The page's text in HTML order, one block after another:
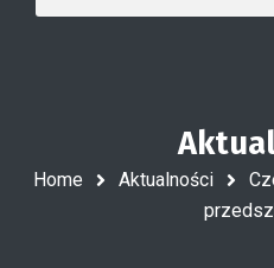
Home Aktualności